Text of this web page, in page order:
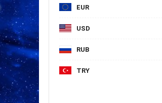
EUR
USD
RUB
TRY